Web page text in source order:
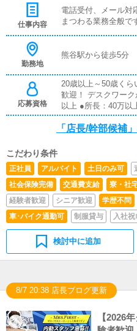
た労働環境で貴方の
ービス業等から入社
仕事内容
電話受付、メール対
まつわる業務全般で
勤務地
熊谷駅から徒歩5分
応募資格
20歳以上～50歳くら
歓迎！ デスクワー
以上 ●所長：40万
※業績連動の賞与あ
・広告代理店経験 ・
「店長/幹部候補」
こだわり条件
正社員 アルバイト 土日のみ可
社会保険完備
交通費支給 寮・社
経験者歓迎
シニア歓迎 学歴不問
車･バイク通勤可
制服貸与 入社
検討中に追加
8/7 20:38 店長ブログ更新
【2026